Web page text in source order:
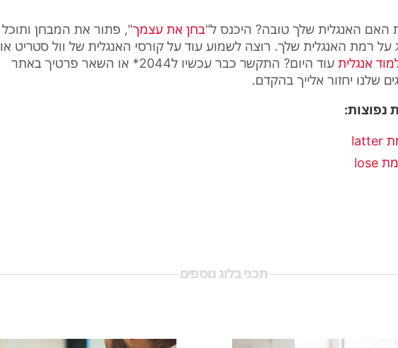
האם האנגלית שלך טובה? היכנס ל"בחן את עצמך", פתור את המבחן ותוכל
על רמת האנגלית שלך. רוצה לשמוע עוד על קורסי האנגלית של וול סטריט או
אנגלית
עוד היום? התקשר כבר עכשיו ל2044* או השאר פרטיך באתר
שלנו יחזור אלייך בהקדם.
נפוצות:
תכני בלוג נוספים